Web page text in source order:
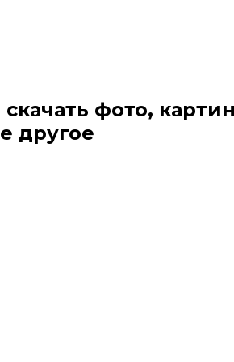
фото,
другое